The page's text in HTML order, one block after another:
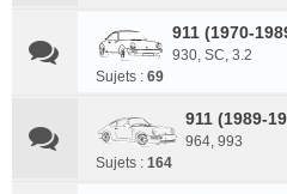
911 (1970-
930, SC, 3.2
Sujets : 69
911 (1989-
964, 993
Sujets : 164